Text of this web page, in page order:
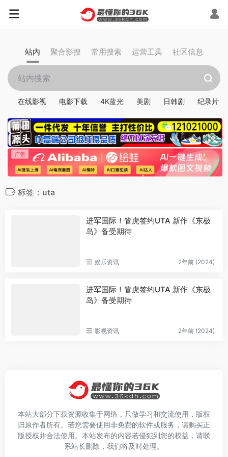
站内 聚合影搜 常用搜索 运营工具 社区信息
在线影视 电影下载 4K蓝光 美剧 日韩剧 纪录片
标签：uta
进军国际！管虎签约UTA 新作《东极
岛》备受期待
娱乐资讯 2年前 (2024)
进军国际！管虎签约UTA 新作《东极
岛》备受期待
影视资讯 2年前 (2024)
本站大部分下载资源收集于网络，只做学习和交流使用，版权
归原作者所有。若您需要使用非免费的软件或服务，请购买正
版授权并合法使用。本站发布的内容若侵犯到您的权益，请联
系站长删除，我们将及时处理。